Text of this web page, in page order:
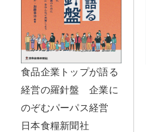
食品企業トップが語る
経営の羅針盤 企業に
のぞむパーパス経営
日本食糧新聞社